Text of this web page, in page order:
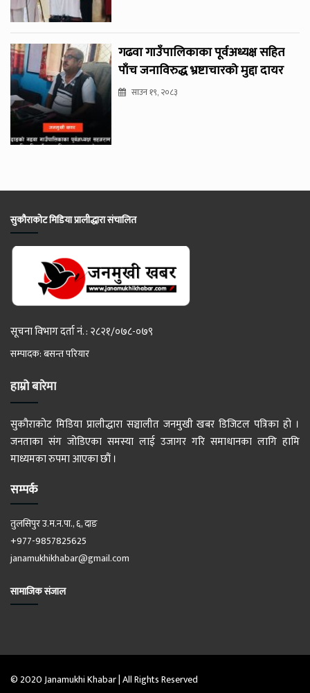
गढवा गाउँपालिकाका पूर्वअध्यक्ष सहित
पाँच जनाविरुद्ध भ्रष्टाचारको मुद्दा दायर
साउन १९, २०८३
सुकौराकोट मिडिया प्रालीद्धारा संचालित
सूचना विभाग दर्ता नं. : २८२१/०७८-०७९
सम्पादक: बसन्त परियार
हाम्रो बारेमा
सुकौराकोट मिडिया प्रालीद्धारा सञ्चालीत जनमुखी खबर डिजिटल पत्रिका हो ।
जनताका संग जोडिएका समस्या लाई उजागर गरि समाधानका लागि हामि
माध्यमका रुपमा आएका छौं ।
सम्पर्क
तुलसिपुर उ.म.न.पा., ६, दाङ
+977-9857825625
janamukhikhabar@gmail.com
सामाजिक संजाल
© 2020 Janamukhi Khabar | All Rights Reserved